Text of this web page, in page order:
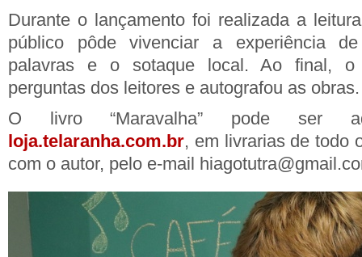
Durante o lançamento foi realizada a
público pôde vivenciar a experiência
palavras e o sotaque local. Ao final, o
perguntas dos leitores e autografou as obras.
O livro “Maravalha” pode ser
loja.telaranha.com.br, em livrarias de todo
com o autor, pelo e-mail